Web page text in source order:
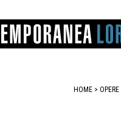
HOME > OPERE